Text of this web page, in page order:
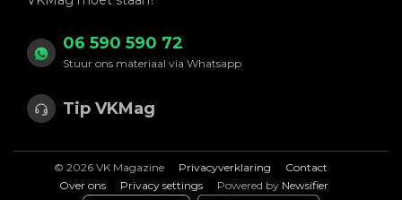
06 590 590 72
Stuur ons materiaal via Whatsapp
Tip VKMag
© 2026 VK Magazine Privacyverklaring
Contact
Over ons
Privacy settings Powered by Newsifier